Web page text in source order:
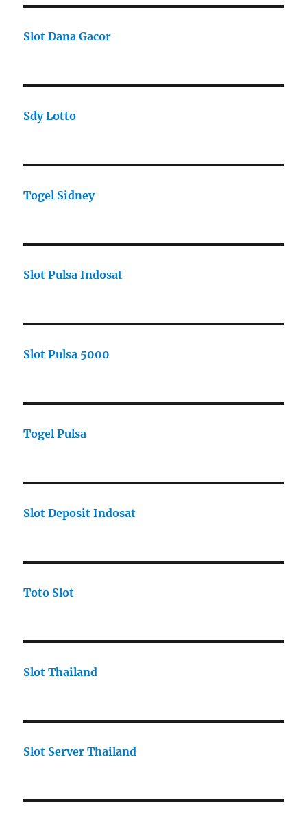
Slot Dana Gacor
Sdy Lotto
Togel Sidney
Slot Pulsa Indosat
Slot Pulsa 5000
Togel Pulsa
Slot Deposit Indosat
Toto Slot
Slot Thailand
Slot Server Thailand